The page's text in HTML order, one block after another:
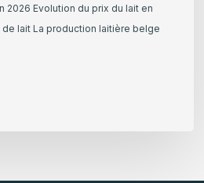
2026 Evolution du prix du lait en
de lait La production laitière belge